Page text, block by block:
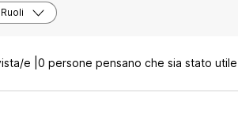
Ruoli
e | 0 persone pensano che sia stato utile